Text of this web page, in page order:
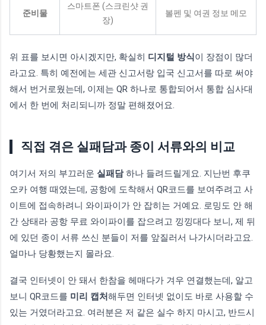
준비물
스마트폰 (스크린샷 권
장)
볼펜 및 여권 정보 메모
위 표를 보시면 아시겠지만, 확실히 디지털 방식이 장점이 많더
라고요. 특히 예전에는 세관 신고서랑 입국 신고서를 따로 써야
해서 번거로웠는데, 이제는 QR 하나로 통합되어서 통합 심사대
에서 한 번에 처리되니까 정말 편해졌어요.
직접 겪은 실패담과 종이 서류와의 비교
여기서 저의 부끄러운 실패담하나 들려드릴게요. 지난번 후쿠
오카 여행 때였는데, 공항에 도착해서 QR코드를 보여주려고 사
이트에 접속하려니 와이파이가 안 잡히는 거예요. 로밍도 안 해
간 상태라 공항 무료 와이파이를 잡으려고 낑낑대다 보니, 제 뒤
에 있던 종이 서류 쓰신 분들이 저를 앞질러서 나가시더라고요.
얼마나 당황했는지 몰라요.
결국 인터넷이 안 돼서 한참을 헤매다가 겨우 연결했는데, 알고
보니 QR코드를 미리 캡처해두면 인터넷 없이도 바로 사용할 수
있는 거였더라고요. 여러분은 저 같은 실수 하지 마시고, 반드시